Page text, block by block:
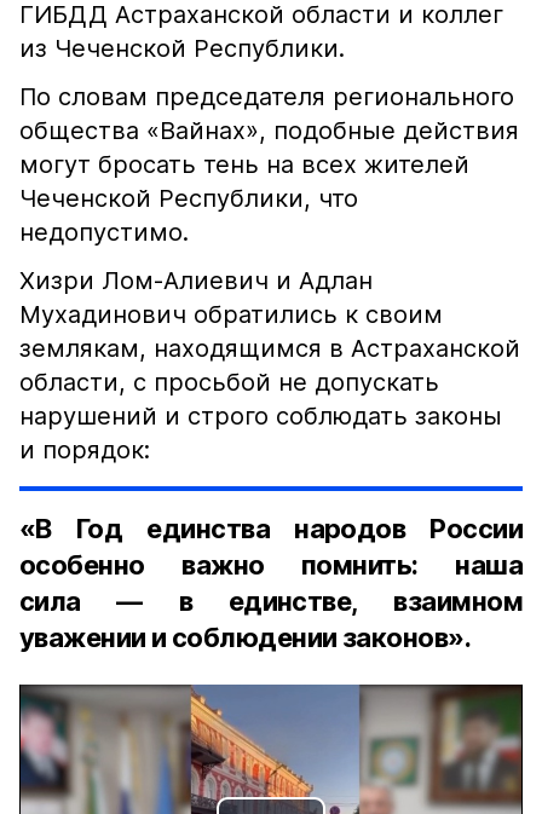
ГИБДД Астраханской области и коллег
из Чеченской Республики.
По словам председателя регионального
общества «Вайнах», подобные действия
могут бросать тень на всех жителей
Чеченской Республики, что
недопустимо.
Хизри Лом-Алиевич и Адлан
Мухадинович обратились к своим
землякам, находящимся в Астраханской
области, с просьбой не допускать
нарушений и строго соблюдать законы
и порядок:
«В Год единства народов России
особенно важно помнить: наша
сила — в единстве, взаимном
уважении и соблюдении законов».